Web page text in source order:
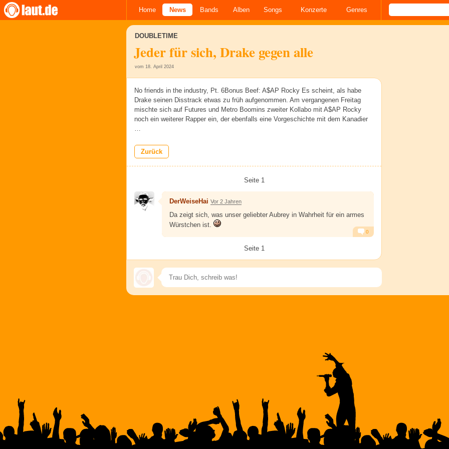
Home News Bands Alben Songs Konzerte Genres
DOUBLETIME
Jeder für sich, Drake gegen alle
vom 18. April 2024
No friends in the industry, Pt. 6Bonus Beef: A$AP Rocky Es scheint, als habe
Drake seinen Disstrack etwas zu früh aufgenommen. Am vergangenen Freitag
mischte sich auf Futures und Metro Boomins zweiter Kollabo mit A$AP Rocky
noch ein weiterer Rapper ein, der ebenfalls eine Vorgeschichte mit dem Kanadier
…
Zurück
Seite 1
DerWeiseHai Vor 2 Jahren
Da zeigt sich, was unser geliebter Aubrey in Wahrheit für ein armes
Würstchen ist.
0
Seite 1
Speichern